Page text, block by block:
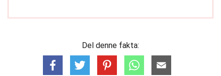
Del denne fakta: